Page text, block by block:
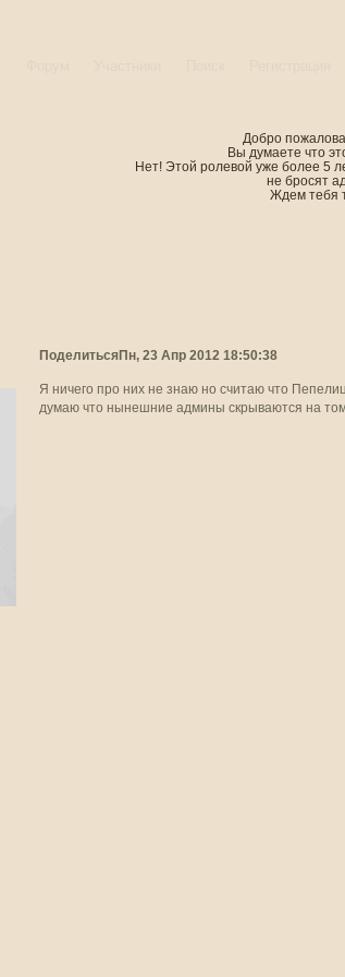
Добро
Вы думаете что
Нет! Этой ролевой уже более 5
не бросят
Ждем тебя
ПоделитьсяПн, 23 Апр 2012 18:50:38
Я ничего про них не знаю но считаю что
думаю что нынешние админы скрываются на